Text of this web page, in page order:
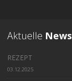
Aktuelle News
REZEPT
03.12.2025